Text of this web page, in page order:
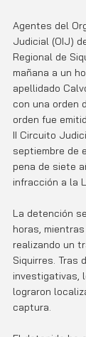
Agentes del
Judicial (OIJ)
Regional de
mañana a un
apellidado
con una orden
orden fue
II Circuito
septiembre de
pena de siete
infracción a la
La detención
horas,
realizando un
Siquirres. Tras
investigativas,
lograron
captura.